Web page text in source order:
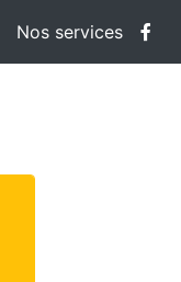
Nos services